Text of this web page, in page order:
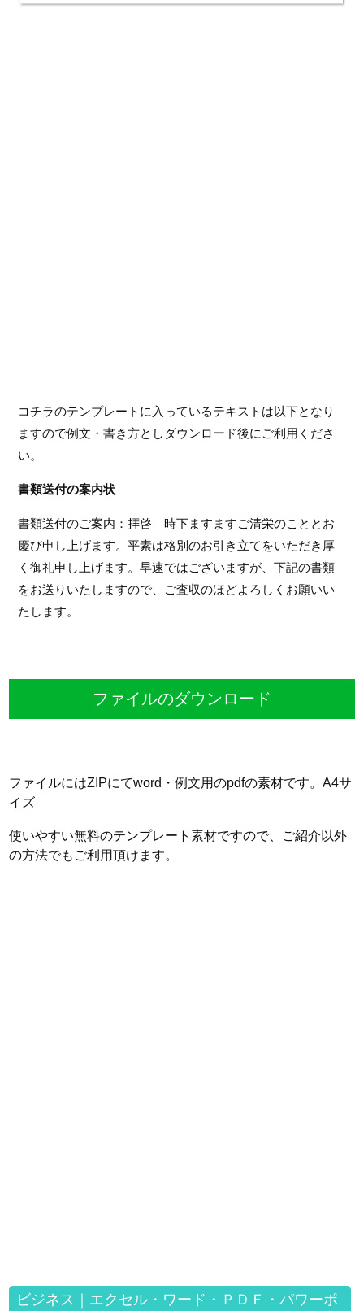
コチラのテンプレートに入っているテキストは以下となり
ますので例文・書き方としダウンロード後にご利用くださ
い。
書類送付の案内状
書類送付のご案内：拝啓 時下ますますご清栄のこととお
慶び申し上げます。平素は格別のお引き立てをいただき厚
く御礼申し上げます。早速ではございますが、下記の書類
をお送りいたしますので、ご査収のほどよろしくお願いい
たします。
ファイルのダウンロード
ファイルにはZIPにてword・例文用のpdfの素材です。A4サ
イズ
使いやすい無料のテンプレート素材ですので、ご紹介以外
の方法でもご利用頂けます。
ビジネス｜エクセル・ワード・ＰＤＦ・パワーポ